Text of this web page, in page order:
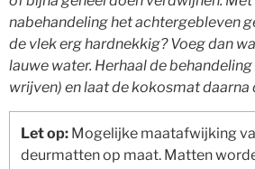
nabehandeling het achtergebleven
de vlek erg hardnekkig? Voeg dan
lauwe water. Herhaal de
wrijven) en laat de kokosmat daarna
Let op: Mogelijke maatafwijking
deurmatten op maat. Matten